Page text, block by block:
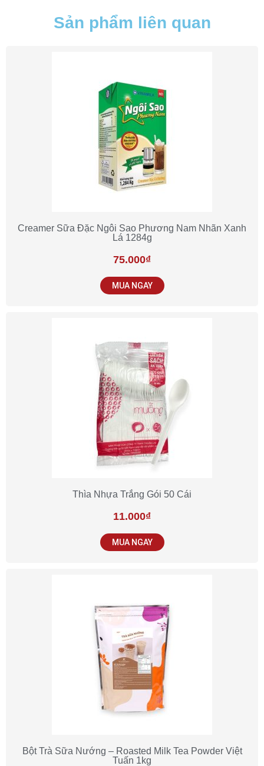
Sản phẩm liên quan
Creamer Sữa Đặc Ngôi Sao Phương Nam Nhãn Xanh
Lá 1284g
75.000₫
MUA NGAY
Thìa Nhựa Trắng Gói 50 Cái
11.000₫
MUA NGAY
Bột Trà Sữa Nướng – Roasted Milk Tea Powder Việt
Tuấn 1kg